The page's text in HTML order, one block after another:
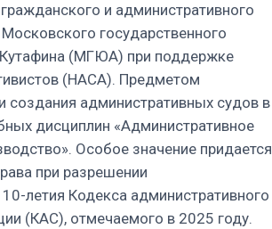
и административного
государственного
Кутафина (МГЮА) при поддержке
(НАСА). Предметом
создания административных судов в
дисциплин «Административное
Особое значение придается
при разрешении
летия Кодекса административного
(КАС), отмечаемого в 2025 году.